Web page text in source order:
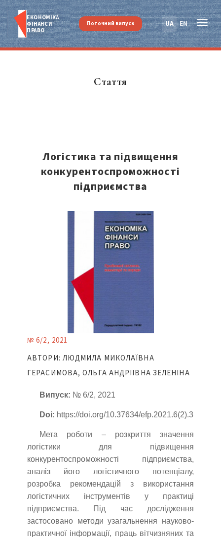
ЕКОНОМІКА
ФІНАНСИ
ПРАВО
UA EN
Поточний випуск
Стаття
Логістика та підвищення
конкурентоспроможності
підприємства
№ 6/2, 2021
АВТОРИ: ЛЮДМИЛА МИКОЛАЇВНА
ГЕРАСИМОВА, ОЛЬГА АНДРІІВНА ЗЕЛЕНІНА
Випуск: № 6/2, 2021
Doi: https://doi.org/10.37634/efp.2021.6(2).3
Мета роботи – розкриття значення
логістики для підвищення
конкурентоспроможності підприємства,
аналіз його логістичного потенціалу,
розробка рекомендацій з використання
логістичних інструментів у практиці
підприємства. Під час дослідження
застосовано методи узагальнення науково-
практичної інформації, праць вітчизняних та